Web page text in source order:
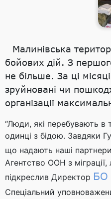
Малинівська
бойових дій. З
не більше. За ці
зруйновані чи
організації
“Люди, які перебувають в
одинці з бідою. Завдяки
що надають наші
Агентство ООН з
підкреслив Директор БО
Cпеціальний